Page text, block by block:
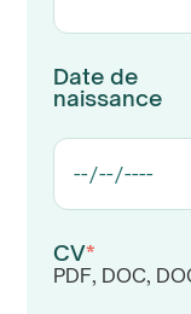
Date de
naissance
CV*
PDF, DOC,